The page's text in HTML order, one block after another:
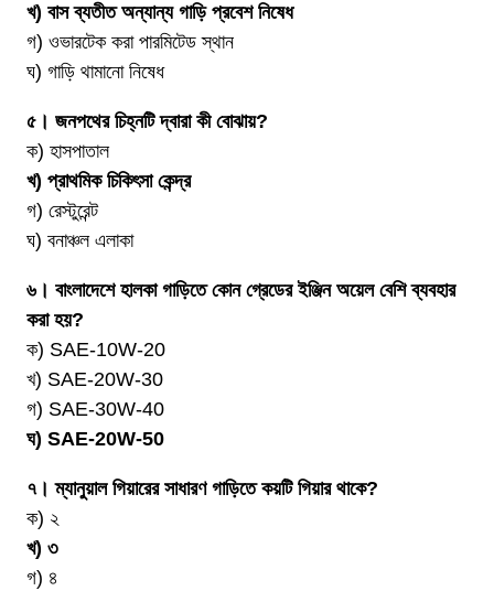
খ) বাস ব্যতীত অন্যান্য গাড়ি প্রবেশ নিষেধ
গ) ওভারটেক করা পারমিটেড স্থান
ঘ) গাড়ি থামানো নিষেধ
৫। জনপথের চিহ্নটি দ্বারা কী বোঝায়?
ক) হাসপাতাল
খ) প্রাথমিক চিকিৎসা কেন্দ্র
গ) রেস্টুরেন্ট
ঘ) বনাঞ্চল এলাকা
৬। বাংলাদেশে হালকা গাড়িতে কোন গ্রেডের ইঞ্জিন অয়েল বেশি ব্যবহার
করা হয়?
ক) SAE-10W-20
খ) SAE-20W-30
গ) SAE-30W-40
ঘ) SAE-20W-50
৭। ম্যানুয়াল গিয়ারের সাধারণ গাড়িতে কয়টি গিয়ার থাকে?
ক) ২
খ) ৩
গ) ৪